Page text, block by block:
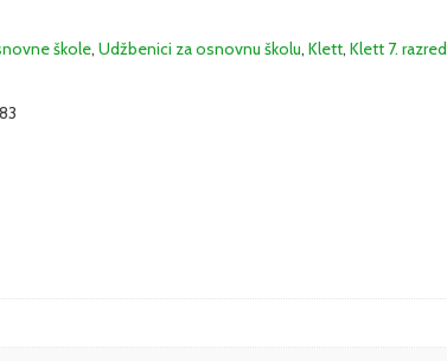
škole,Udžbenici za osnovnu školu,Klett,Klett 7. razred